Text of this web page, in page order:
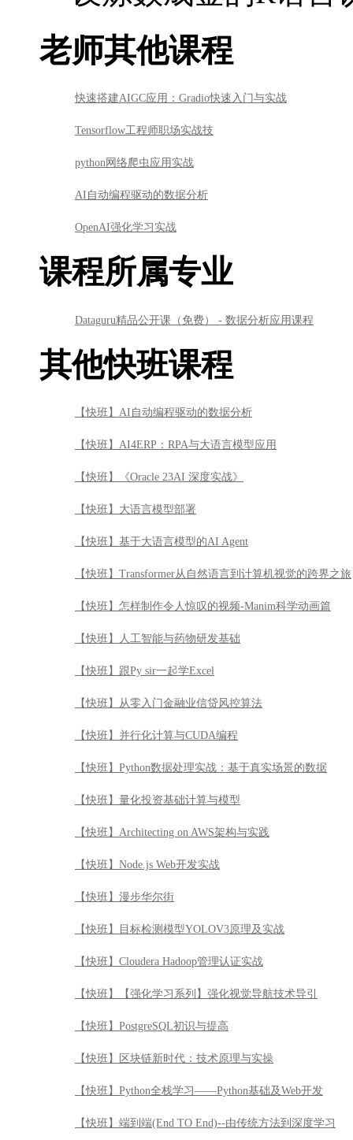
老师其他课程
快速搭建AIGC应用：Gradio快速入门与实战
Tensorflow工程师职场实战技
python网络爬虫应用实战
AI自动编程驱动的数据分析
OpenAI强化学习实战
课程所属专业
Dataguru精品公开课（免费） - 数据分析应用课程
其他快班课程
【快班】AI自动编程驱动的数据分析
【快班】AI4ERP：RPA与大语言模型应用
【快班】《Oracle 23AI 深度实战》
【快班】大语言模型部署
【快班】基于大语言模型的AI Agent
【快班】Transformer从自然语言到计算机视觉的跨界之旅
【快班】怎样制作令人惊叹的视频-Manim科学动画篇
【快班】人工智能与药物研发基础
【快班】跟Py sir一起学Excel
【快班】从零入门金融业信贷风控算法
【快班】并行化计算与CUDA编程
【快班】Python数据处理实战：基于真实场景的数据
【快班】量化投资基础计算与模型
【快班】Architecting on AWS架构与实践
【快班】Node.js Web开发实战
【快班】漫步华尔街
【快班】目标检测模型YOLOV3原理及实战
【快班】Cloudera Hadoop管理认证实战
【快班】【强化学习系列】强化视觉导航技术导引
【快班】PostgreSQL初识与提高
【快班】区块链新时代：技术原理与实操
【快班】Python全栈学习——Python基础及Web开发
【快班】端到端(End TO End)--由传统方法到深度学习